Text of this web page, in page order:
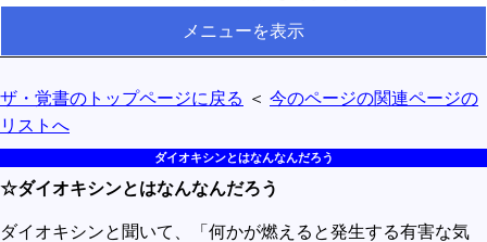
メニューを表示
全ページのリストへ
健康
冬・冷え性対策
ザ・覚書のトップページに戻る ＜ 今のページの関連ページの
リストへ
ダイオキシンとはなんなんだろう
☆ダイオキシンとはなんなんだろう
ダイオキシンと聞いて、「何かが燃えると発生する有害な気